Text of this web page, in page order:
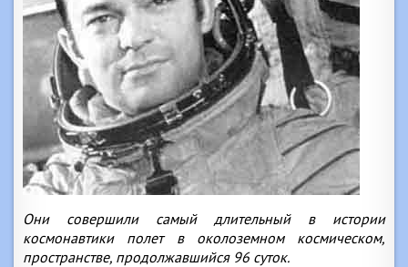
Они совершили самый длительный в истории
космонавтики полет в околоземном космическом,
пространстве, продолжавшийся 96 суток.